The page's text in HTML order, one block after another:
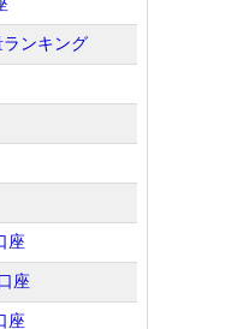
ンキング
座
座
座